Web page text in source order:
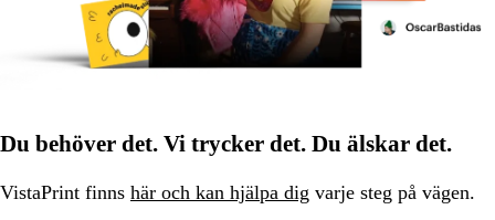
Du behöver det. Vi trycker det. Du älskar det.
VistaPrint finns här och kan hjälpa dig varje steg på vägen.